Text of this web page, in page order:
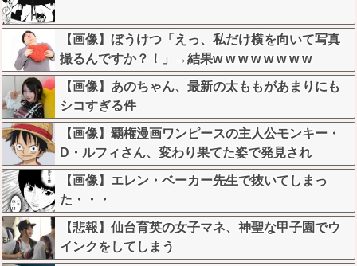
【画像】ぼうけつ「えっ、私だけ横を向いて写真
撮るんですか？！」→結果w w w w w w w w
【画像】あのちゃん、最新の太ももがあまりにも
シコすぎる件
【画像】覇権漫画ワンピースの主人公モンキー・
D・ルフィさん、変わり果てた姿で発見され
る・・・
【画像】エレン・ベーカー先生で抜いてしまっ
た・・・
【悲報】仙台育英の女子マネ、神聖な甲子園でウ
インクをしてしまう